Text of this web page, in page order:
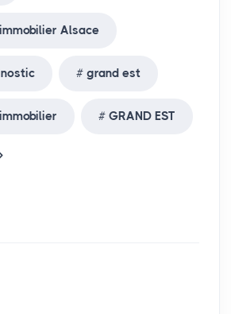
Alsace
grand est
GRAND EST